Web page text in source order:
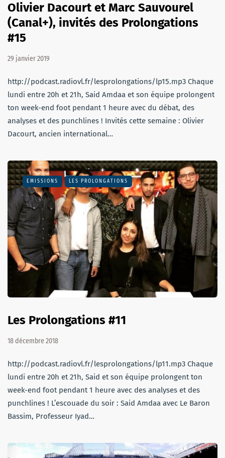
Olivier Dacourt et Marc Sauvourel
(Canal+), invités des Prolongations
#15
29 janvier 2019
http://podcast.radiovl.fr/lesprolongations/lp15.mp3 Chaque
lundi entre 20h et 21h, Said Amdaa et son équipe prolongent
ton week-end foot pendant 1 heure avec du débat, des
analyses et des punchlines ! Invités cette semaine : Olivier
Dacourt, ancien international…
EMISSIONS LES PROLONGATIONS
Les Prolongations #11
18 décembre 2018
http://podcast.radiovl.fr/lesprolongations/lp11.mp3 Chaque
lundi entre 20h et 21h, Said et son équipe prolongent ton
week-end foot pendant 1 heure avec des analyses et des
punchlines ! L’escouade du soir : Said Amdaa avec Le Baron
Bassim, Professeur Iyad…